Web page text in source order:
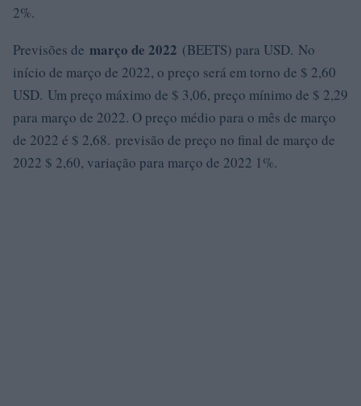
2%.
Previsões de março de 2022 (BEETS) para USD. No
início de março de 2022, o preço será em torno de $ 2,60
USD. Um preço máximo de $ 3,06, preço mínimo de $ 2,29
para março de 2022. O preço médio para o mês de março
de 2022 é $ 2,68. previsão de preço no final de março de
2022 $ 2,60, variação para março de 2022 1%.